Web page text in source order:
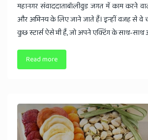
महानगर संवाददाताबॉलीवुड जगत में काम करने
और अभिनय के लिए जाने जाते हैं। इन्हीं वजह से वे
कुछ स्टार्स ऐसे भी हैं, जो अपने एक्टिंग के साथ-साथ
Read more